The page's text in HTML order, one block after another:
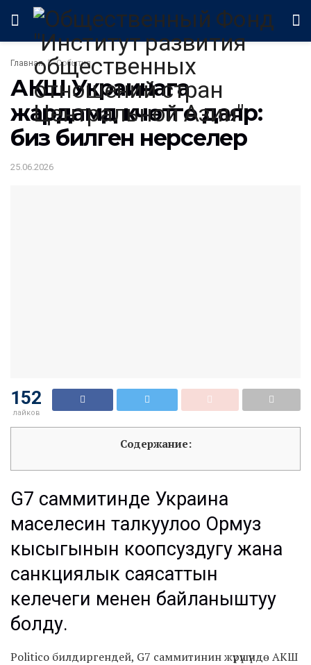
Главная События
АКШ Украинага
жардамд күчөтүүгө даяр:
биз билген нерселер
25.06.2026
152
лайков
Содержание:
G7 саммитинде Украина
маселесин талкуулоо Ормуз
кысыгынын коопсуздугу жана
санкциялык саясаттын
келечеги менен байланыштуу
болду.
Politico билдиргендей, G7 саммитинин жүрүшүндө АКШ